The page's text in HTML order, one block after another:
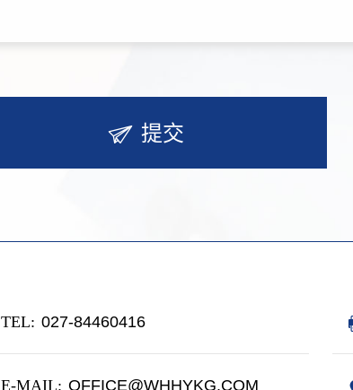
提交
TEL: 027-84460416
E-MAIL: OFFICE@WHHYKG.COM